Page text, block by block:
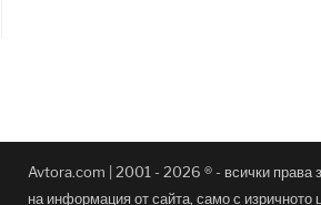
Avtora.com | 2001 - 2026 ® - всички права
на информация от сайта, само с изричното